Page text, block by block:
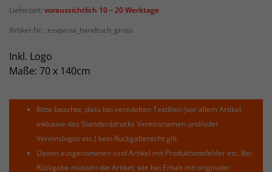
Lieferzeit: voraussichtlich 10 – 20 Werktage
Artikel-Nr.: esvpirna_handtuch_gross
Inkl. Logo
Maße: 70 x 140cm
Bitte beachte, dass bei veredelten Textilien (vor allem Artikel
inklusive des Standarddrucks Vereinsnamen und/oder
Vereinslogos etc.) kein Rückgaberecht gilt.
Davon ausgenommen sind Artikel mit Produktionsfehler etc. Bei
Rückgabe müssen die Artikel, wie bei Erhalt mit originaler